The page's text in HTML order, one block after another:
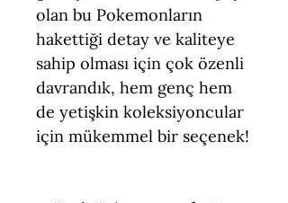
olan bu Pokemonların
hakettiği detay ve kaliteye
sahip olması için çok özenli
davrandık, hem genç hem
de yetişkin koleksiyoncular
için mükemmel bir seçenek!